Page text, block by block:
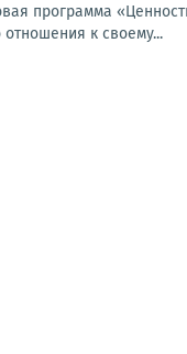
программа
к своему...